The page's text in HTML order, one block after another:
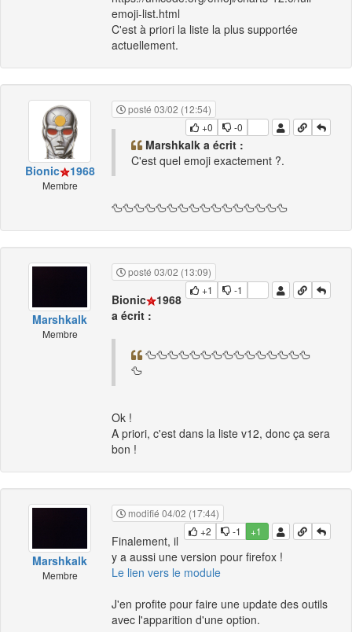
emoji-list.html
C'est à priori la liste la plus supportée
actuellement.
Bionic 1968
Membre
posté 03/02 (12:54)
+0
-0
Marshkalk a écrit :
C'est quel emoji exactement ?.
🦆🦆🦆🦆🦆🦆🦆🦆🦆🦆🦆🦆🦆🦆🦆🦆
Marshkalk
Membre
posté 03/02 (13:09)
+1
-1
Bionic
1968
a écrit :
🦆🦆🦆🦆🦆🦆🦆🦆🦆🦆🦆🦆🦆🦆🦆
🦆
Ok !
A priori, c'est dans la liste v12, donc ça sera
bon !
Marshkalk
Membre
modifié 04/02 (17:44)
+2
-1 +1
Finalement, il
y a aussi une version pour firefox !
Le lien vers le module
J'en profite pour faire une update des outils
avec l'apparition d'une option.